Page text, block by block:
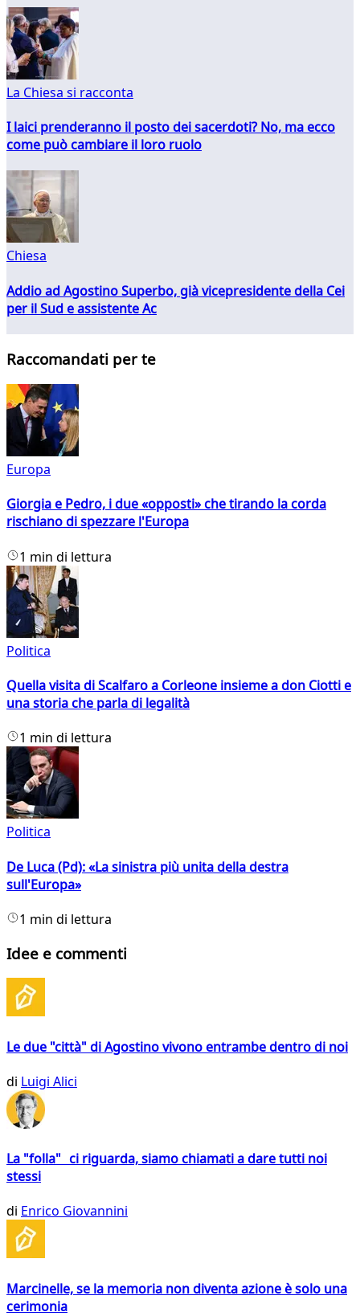
La Chiesa si racconta
I laici prenderanno il posto dei sacerdoti? No, ma ecco
come può cambiare il loro ruolo
Chiesa
Addio ad Agostino Superbo, già vicepresidente della Cei
per il Sud e assistente Ac
Raccomandati per te
Europa
Giorgia e Pedro, i due «opposti» che tirando la corda
rischiano di spezzare l'Europa
1 min di lettura
Politica
Quella visita di Scalfaro a Corleone insieme a don Ciotti e
una storia che parla di legalità
1 min di lettura
Politica
De Luca (Pd): «La sinistra più unita della destra
sull'Europa»
1 min di lettura
Idee e commenti
Le due "città" di Agostino vivono entrambe dentro di noi
di Luigi Alici
La "folla" ci riguarda, siamo chiamati a dare tutti noi
stessi
di Enrico Giovannini
Marcinelle, se la memoria non diventa azione è solo una
cerimonia